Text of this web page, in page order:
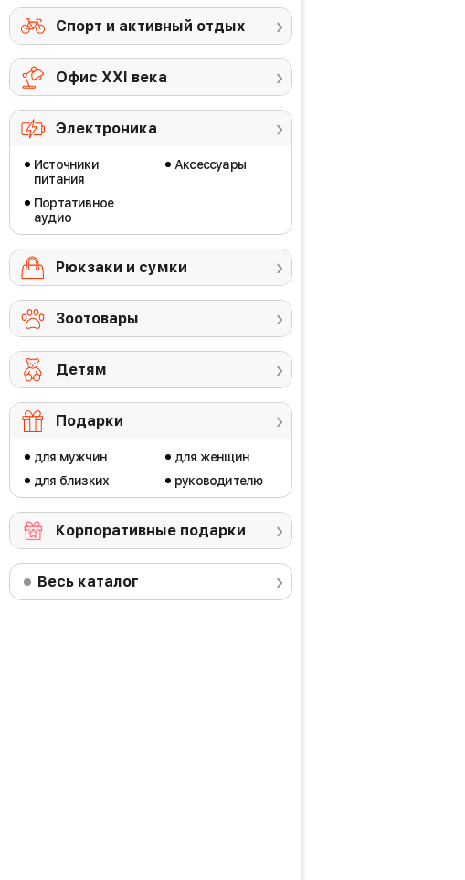
Спорт и активный отдых
Офис ХХI века
Электроника
Источники
питания
Портативное
аудио
Аксессуары
Рюкзаки и сумки
Зоотовары
Детям
Подарки
для мужчин
для близких
для женщин
руководителю
Корпоративные подарки
Весь каталог